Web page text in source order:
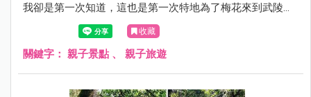
我卻是第一次知道，這也是第一次特地為了梅花來到武陵農
場，原來，梅花真的好香，空氣中那股自然的梅花飄香，聞
起來真的好舒服！
收藏
關鍵字： 親子景點 、 親子旅遊